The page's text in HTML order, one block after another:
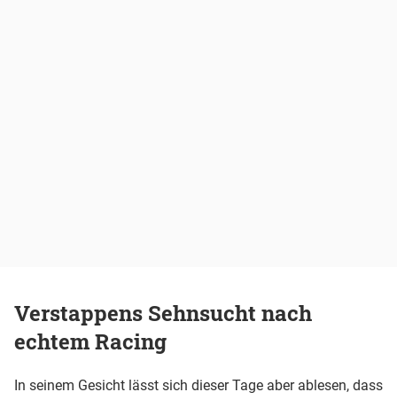
Verstappens Sehnsucht nach
echtem Racing
In seinem Gesicht lässt sich dieser Tage aber ablesen, dass